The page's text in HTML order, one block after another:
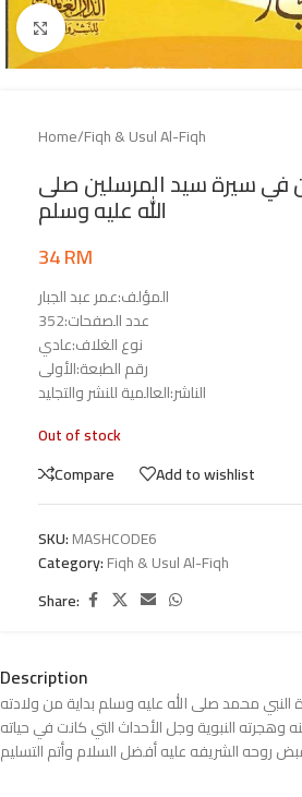
Click to enlarge
Home/Fiqh & Usul Al-Fiqh
في سيرة سيد المرسلين صلى
الله عليه وسلم
34RM
المؤلف:عمر عبد الجبار
عدد الصفحات:352
نوع الغلاف:عادي
رقم الطبعة:الأولى
الناشر:العالمية للنشر والتجليد
Out of stock
Compare
Add to wishlist
SKU:MASHCODE6
Category:Fiqh & Usul Al-Fiqh
Share:
Description
محمد صلى الله عليه وسلم بداية من ولادته
وهجرته النبوية وجل الأحداث التي كانت في حياته